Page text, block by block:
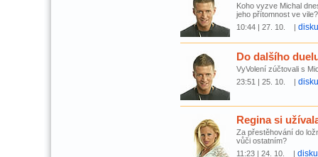
Koho vyzve Michal
jeho přítomnost ve vile?
10:44 | 27. 10. |
Do dalšího
VyVolení zúčtovali s
23:51 | 25. 10. |
Regina si
Za přestěhování do
vůči ostatním?
11:23 | 24. 10. |